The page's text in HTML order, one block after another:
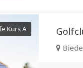
Kurs A